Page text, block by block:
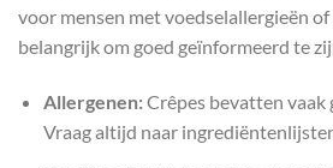
voor mensen met voedselallergieën
belangrijk om goed geïnformeerd te
Allergenen:Crêpes bevatten vaak
Vraag altijd naar